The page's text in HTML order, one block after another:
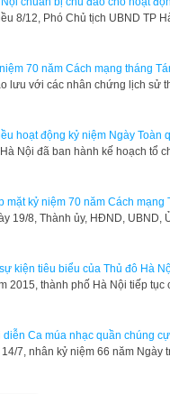
8/12, Phó Chủ tịch UBND TP
70 năm Cách mạng tháng
lưu với các nhân chứng lịch sử
hoạt động kỷ niệm Ngày Toàn
Nội đã ban hành kế hoạch tổ
mặt kỷ niệm 70 năm Cách mạng
19/8, Thành ủy, HĐND,
kiện tiêu biểu của Thủ đô Hà
2015, thành phố Hà Nội tiếp
diễn Ca múa nhạc quần chúng
14/7, nhân kỷ niệm 66 năm